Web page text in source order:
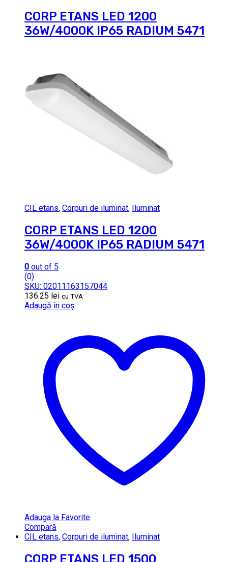
CORP ETANS LED 1200
36W/4000K IP65 RADIUM 5471
CIL etans, Corpuri de iluminat, Iluminat
CORP ETANS LED 1200
36W/4000K IP65 RADIUM 5471
0 out of 5
(0)
SKU: 02011163157044
136.25 lei cu TVA
Adaugă în coș
Adauga la Favorite
Compară
CIL etans, Corpuri de iluminat, Iluminat
CORP ETANS LED 1500